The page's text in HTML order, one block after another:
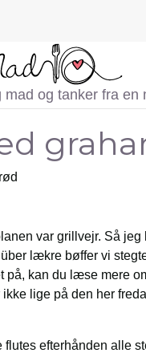
og tanker fra en
var grillvejr. Så
lækre bøffer vi
på, kan du læse mere
lige på den her
efterhånden alle